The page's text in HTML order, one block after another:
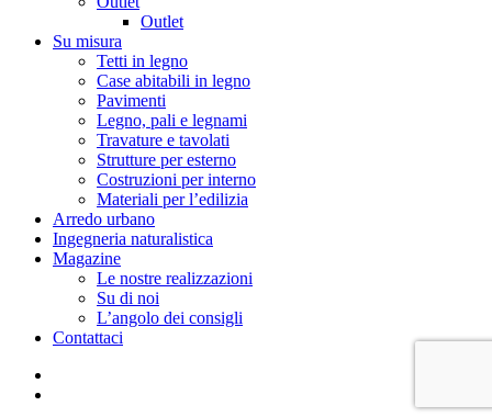
Outlet
Su misura
Tetti in legno
Case abitabili in legno
Pavimenti
Legno, pali e legnami
Travature e tavolati
Strutture per esterno
Costruzioni per interno
Materiali per l’edilizia
Arredo urbano
Ingegneria naturalistica
Magazine
Le nostre realizzazioni
Su di noi
L’angolo dei consigli
Contattaci